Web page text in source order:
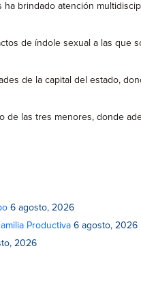
brindado atención
de índole sexual a las que
de la capital del estado,
las tres menores, donde
6 agosto, 2026
Productiva 6 agosto, 2026
2026